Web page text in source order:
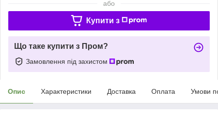
або
Купити з
Що таке купити з Пром?
Замовлення під захистом
Опис Характеристики Доставка Оплата Умови